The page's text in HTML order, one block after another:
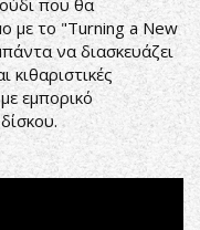
που θα
με το "Turning a New
να διασκευάζει
εμπορικό